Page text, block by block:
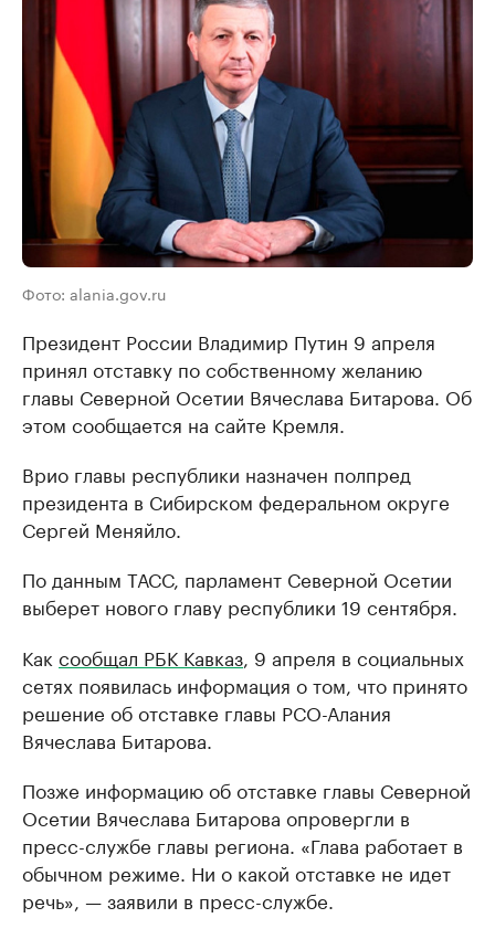
Фото: alania.gov.ru
Президент России Владимир Путин 9 апреля
принял отставку по собственному желанию
главы Северной Осетии Вячеслава Битарова. Об
этом сообщается на сайте Кремля.
Врио главы республики назначен полпред
президента в Сибирском федеральном округе
Сергей Меняйло.
По данным ТАСС, парламент Северной Осетии
выберет нового главу республики 19 сентября.
Как сообщал РБК Кавказ , 9 апреля в социальных
сетях появилась информация о том, что принято
решение об отставке главы РСО-Алания
Вячеслава Битарова.
Позже информацию об отставке главы Северной
Осетии Вячеслава Битарова опровергли в
пресс-службе главы региона. «Глава работает в
обычном режиме. Ни о какой отставке не идет
речь», — заявили в пресс-службе.